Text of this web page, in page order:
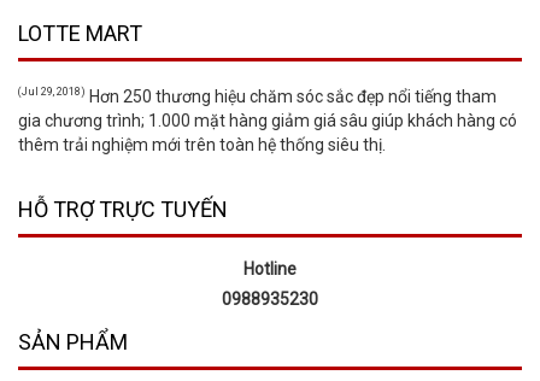
LOTTE MART
(Jul 29, 2018) Hơn 250 thương hiệu chăm sóc sắc đẹp nổi tiếng tham
gia chương trình; 1.000 mặt hàng giảm giá sâu giúp khách hàng có
thêm trải nghiệm mới trên toàn hệ thống siêu thị.
HỖ TRỢ TRỰC TUYẾN
Hotline
0988935230
SẢN PHẨM